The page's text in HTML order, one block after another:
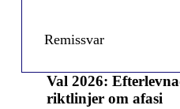
Remissvar
Val 2026:
riktlinjer om afasi